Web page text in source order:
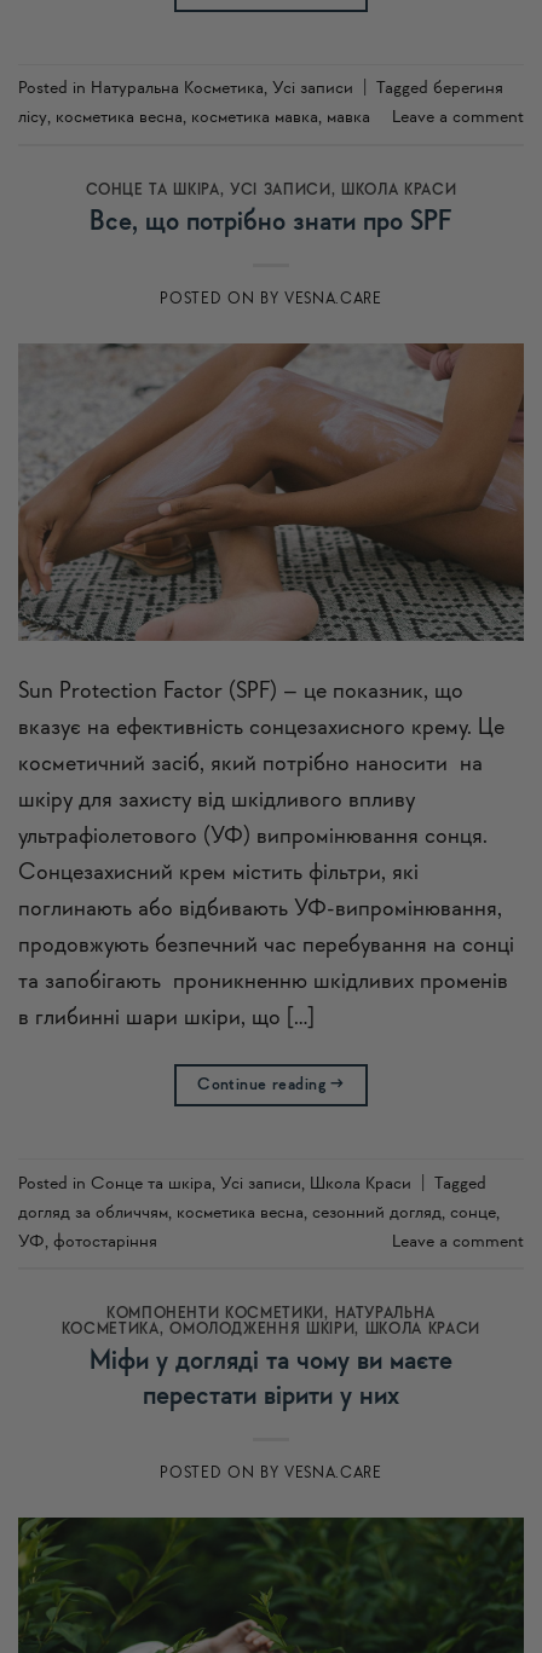
Posted in Натуральна Косметика, Усi записи Tagged берегиня
лісу, косметика весна, косметика мавка, мавка Leave a comment
СОНЦЕ ТА ШКІРА, УСI ЗАПИСИ , ШКОЛА КРАСИ
Все, що потрібно знати про SPF
POSTED ON BY VESNA.CARE
Sun Protection Factor (SPF) – це показник, що
вказує на ефективність сонцезахисного крему. Це
косметичний засіб, який потрібно наносити на
шкіру для захисту від шкідливого впливу
ультрафіолетового (УФ) випромінювання сонця.
Сонцезахисний крем містить фільтри, які
поглинають або відбивають УФ-випромінювання,
продовжують безпечний час перебування на сонці
та запобігають проникненню шкідливих променів
в глибинні шари шкіри, що […]
Continue reading→
Posted in Сонце та шкіра, Усi записи, Школа Краси
Tagged
догляд за обличчям, косметика весна, сезонний догляд, сонце,
УФ, фотостаріння Leave a comment
КОМПОНЕНТИ КОСМЕТИКИ ,
НАТУРАЛЬНА
КОСМЕТИКА,ОМОЛОДЖЕННЯ ШКІРИ , ШКОЛА КРАСИ
Міфи у догляді та чому ви маєте
перестати вірити у них
POSTED ON BY VESNA.CARE